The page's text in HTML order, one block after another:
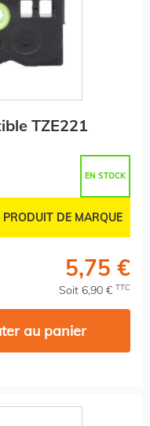
TZE221
EN STOCK
DE MARQUE
5,75 €
Soit 6,90 € TTC
au panier